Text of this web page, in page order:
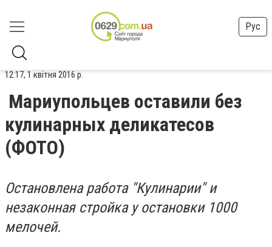
Рус
12:17, 1 квітня 2016 р.
Мариупольцев оставили без
кулинарных деликатесов
(ФОТО)
Остановлена работа "Кулинарии" и
незаконная стройка у остановки 1000
мелочей.